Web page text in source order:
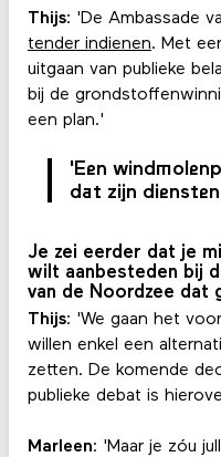
Thijs: 'De Ambassade
tender indienen. Met
uitgaan van publieke
bij de
een plan.'
'Een
dat zijn
Je zei eerder dat je
wilt aanbesteden bij
van de Noordzee dat
Thijs: 'We gaan het
willen enkel een
zetten. De komende
publieke debat is
Marleen: 'Maar je zóu